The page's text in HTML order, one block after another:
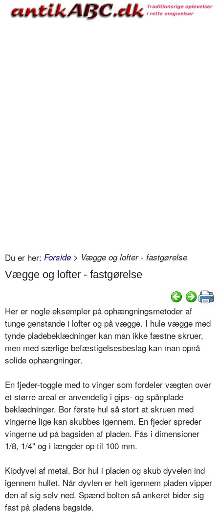
Du er her: Forside > Vægge og lofter - fastgørelse
Vægge og lofter - fastgørelse
Her er nogle eksempler på ophængningsmetoder af
tunge genstande i lofter og på vægge. I hule vægge med
tynde pladebeklædninger kan man ikke fæstne skruer,
men med særlige befæstigelsesbeslag kan man opnå
solide ophængninger.
En fjeder-toggle med to vinger som fordeler vægten over
et større areal er anvendelig i gips- og spånplade
beklædninger. Bor første hul så stort at skruen med
vingerne lige kan skubbes igennem. En fjeder spreder
vingerne ud på bagsiden af pladen. Fås i dimensioner
1/8, 1/4" og i længder op til 100 mm.
Kipdyvel af metal. Bor hul i pladen og skub dyvelen ind
igennem hullet. Når dyvlen er helt igennem pladen vipper
den af sig selv ned. Spænd bolten så ankeret bider sig
fast på pladens bagside.